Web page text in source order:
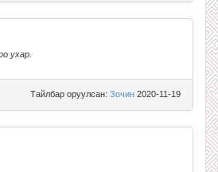
ухар.
Тайлбар оруулсан: Зочин 2020-11-19